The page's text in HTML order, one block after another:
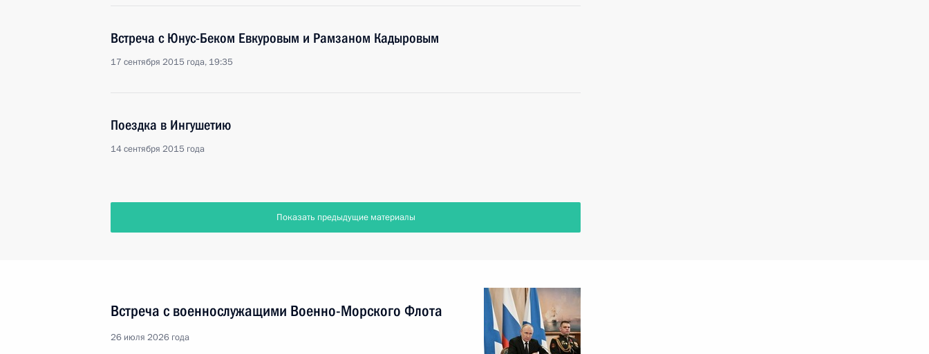
Встреча с Юнус-Беком Евкуровым и Рамзаном Кадыровым
17 сентября 2015 года, 19:35
Поездка в Ингушетию
14 сентября 2015 года
Показать предыдущие материалы
Встреча с военнослужащими Военно-Морского Флота
26 июля 2026 года